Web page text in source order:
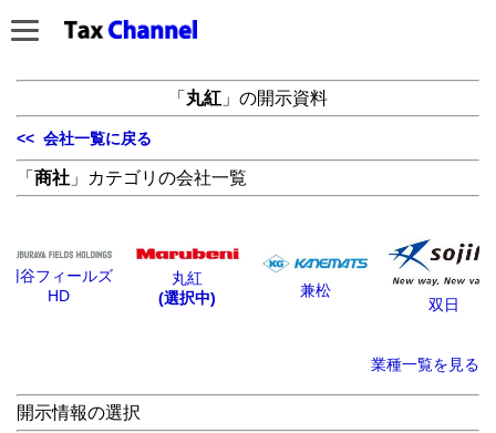
「 丸紅 」の開示資料
<< 会社一覧に戻る
「 商社 」カテゴリの会社一覧
円谷フィールズ
HD
丸紅
(選択中)
兼松
双日
業種一覧を見る
開示情報の選択